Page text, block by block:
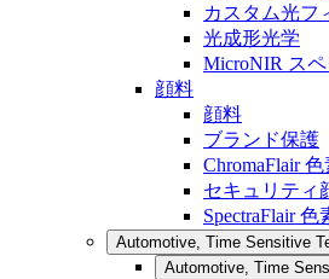
カスタム光フ
光成形光学
MicroNIR ス
顔料
顔料
ブランド保護
ChromaFlair 色
セキュリティ
SpectraFlair 色
Automotive, Time Sensitive
Automotive, Time